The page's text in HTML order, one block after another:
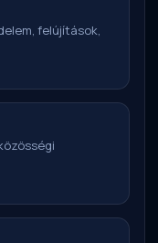
felújítások,